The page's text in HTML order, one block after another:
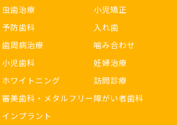
虫歯治療
予防歯科
歯周病治療
小児歯科
ホワイトニング
審美歯科・メタルフリー
インプラント
小児矯正
入れ歯
噛み合わせ
妊婦治療
訪問診療
障がい者歯科